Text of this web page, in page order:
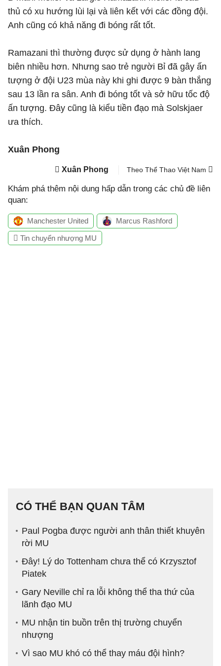
thủ có xu hướng lùi lại và liên kết với các đồng đội.
Anh cũng có khả năng đi bóng rất tốt.
Ramazani thì thường được sử dụng ở hành lang
biên nhiều hơn. Nhưng sao trẻ người Bỉ đã gây ấn
tượng ở đội U23 mùa này khi ghi được 9 bàn thắng
sau 13 lần ra sân. Anh đi bóng tốt và sở hữu tốc độ
ấn tượng. Đây cũng là kiểu tiền đạo mà Solskjaer
ưa thích.
Xuân Phong
Xuân Phong Theo Thể Thao Việt Nam
Khám phá thêm nội dung hấp dẫn trong các chủ đề liên
quan:
Manchester United Marcus Rashford
Tin chuyển nhượng MU
CÓ THỂ BẠN QUAN TÂM
Paul Pogba được người anh thân thiết khuyên
rời MU
Đây! Lý do Tottenham chưa thể có Krzysztof
Piatek
Gary Neville chỉ ra lỗi không thể tha thứ của
lãnh đạo MU
MU nhận tin buồn trên thị trường chuyển
nhượng
Vì sao MU khó có thể thay máu đội hình?